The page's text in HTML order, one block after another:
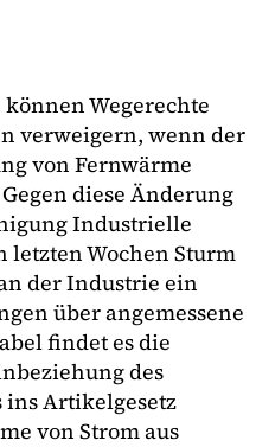
Wegerechte
verweigern, wenn der
von Fernwärme
diese Änderung
Industrielle
Wochen Sturm
der Industrie ein
über angemessene
findet es die
des
ins Artikelgesetz
von Strom aus